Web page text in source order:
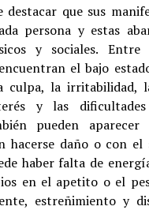
destacar que sus
persona y estas
y sociales.
el bajo
culpa, la irritabilidad,
y las
pueden aparecer
hacerse daño o con el
haber falta de
en el apetito o el
estreñimiento y